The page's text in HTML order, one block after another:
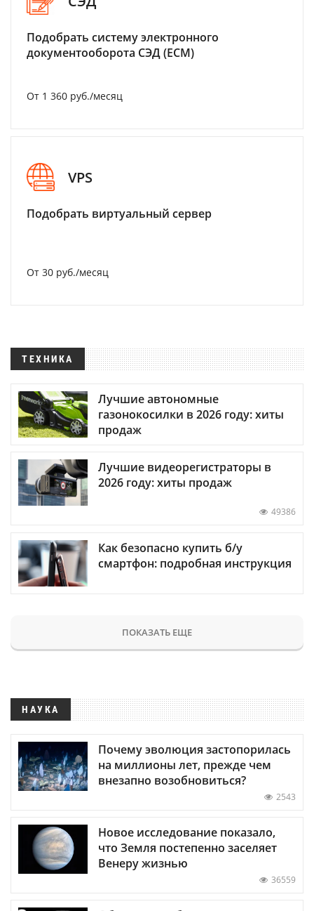
Подобрать систему электронного
документооборота СЭД (ECM)
От 1 360 руб./месяц
VPS
Подобрать виртуальный сервер
От 30 руб./месяц
ТЕХНИКА
Лучшие автономные
газонокосилки в 2026 году: хиты
продаж
Лучшие видеорегистраторы в
2026 году: хиты продаж
49386
Как безопасно купить б/у
смартфон: подробная инструкция
ПОКАЗАТЬ ЕЩЕ
НАУКА
Почему эволюция застопорилась
на миллионы лет, прежде чем
внезапно возобновиться?
2543
Новое исследование показало,
что Земля постепенно заселяет
Венеру жизнью
36559